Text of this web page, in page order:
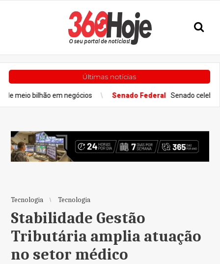
Últimas notícias
em negócios Senado Federal Senado celebra primeiro
Tecnologia Tecnologia
Stabilidade Gestão
Tributária amplia atuação
no setor médico